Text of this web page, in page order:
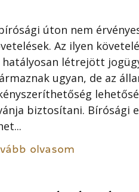
úton nem
Az ilyen
hatályosan létrejött
ugyan, de az
biztosítani. Bírósági
olvasom